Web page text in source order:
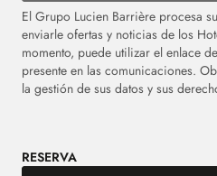
El Grupo Lucien Barrière procesa
enviarle ofertas y noticias de los
momento, puede utilizar el enlace
presente en las comunicaciones.
la gestión de sus datos y sus
RESERVA